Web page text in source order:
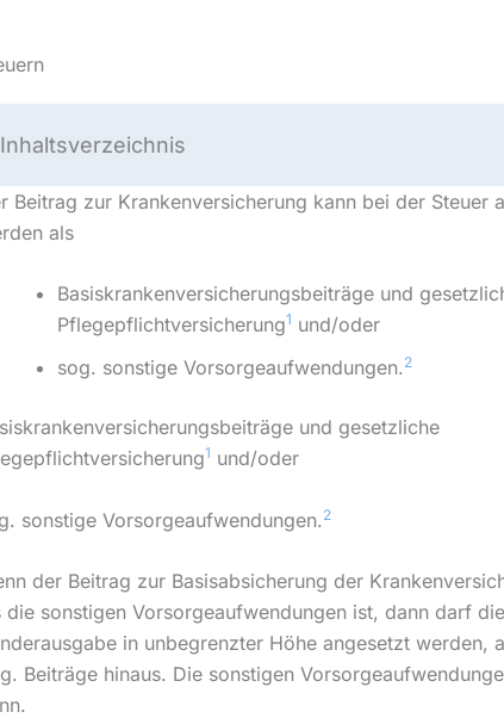
Inhaltsverzeichnis
Beitrag zur Krankenversicherung kann bei der Steuer
als
Basiskrankenversicherungsbeiträge und
Pflegepflichtversicherung1 und/oder
sog. sonstige Vorsorgeaufwendungen.2
und gesetzliche
1 und/oder
sonstige Vorsorgeaufwendungen. 2
der Beitrag zur Basisabsicherung der
die sonstigen Vorsorgeaufwendungen ist, dann darf
in unbegrenzter Höhe angesetzt werden,
Beiträge hinaus. Die sonstigen